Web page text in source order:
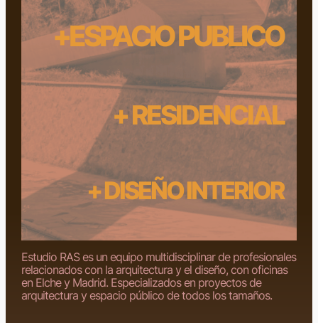
+ESPACIO PUBLICO
+ RESIDENCIAL
+ DISEÑO INTERIOR
Estudio RAS es un equipo multidisciplinar de profesionales
relacionados con la arquitectura y el diseño, con oficinas
en Elche y Madrid. Especializados en proyectos de
arquitectura y espacio público de todos los tamaños.